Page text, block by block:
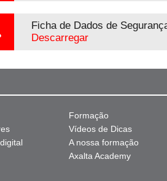
Ficha de Dados de
Descarregar
Formação
Vídeos de Dicas
A nossa formação
Axalta Academy